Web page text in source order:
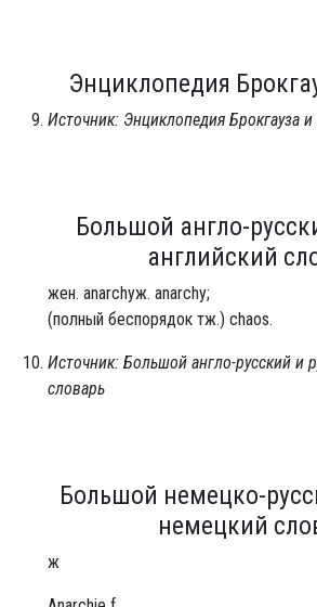
Энциклопедия
Источник: Энциклопедия Брокгауза
Большой англо-
английский
жен. anarchyж. anarchy;
(полный беспорядок тж.) chaos.
Источник: Большой англо-русский и
словарь
Большой немецко-
немецкий
ж